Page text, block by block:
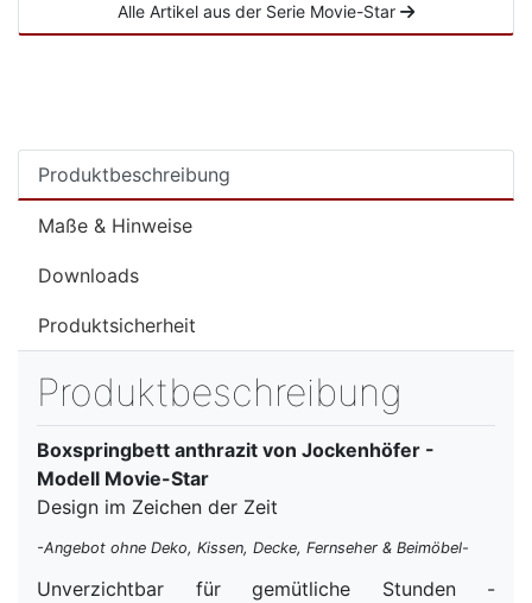
Alle Artikel aus der Serie Movie-Star
Produktbeschreibung
Maße & Hinweise
Downloads
Produktsicherheit
Produktbeschreibung
Boxspringbett anthrazit von Jockenhöfer -
Modell Movie-Star
Design im Zeichen der Zeit
-Angebot ohne Deko, Kissen, Decke, Fernseher & Beimöbel-
Unverzichtbar für gemütliche Stunden -